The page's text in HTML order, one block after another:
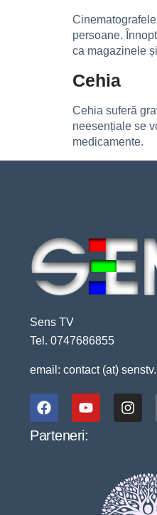
persoane.
ca magazinele
Cehia
Cehia suferă
neesențiale se
medicamente.
Sens TV
Tel. 0747686855
email: contact (at)
Parteneri: